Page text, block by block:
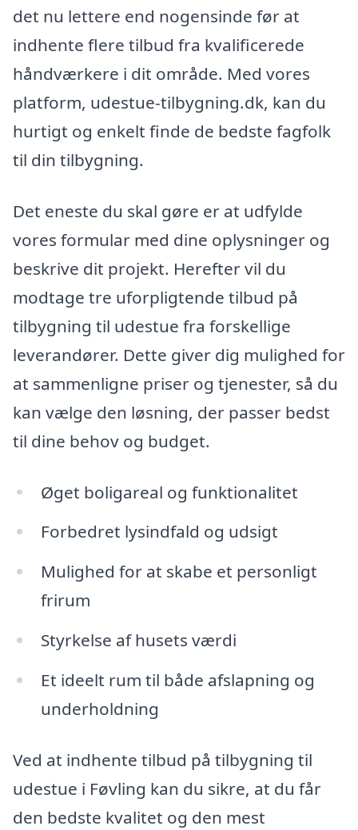
det nu lettere end nogensinde før at
indhente flere tilbud fra kvalificerede
håndværkere i dit område. Med vores
platform, udestue-tilbygning.dk, kan du
hurtigt og enkelt finde de bedste fagfolk
til din tilbygning.
Det eneste du skal gøre er at udfylde
vores formular med dine oplysninger og
beskrive dit projekt. Herefter vil du
modtage tre uforpligtende tilbud på
tilbygning til udestue fra forskellige
leverandører. Dette giver dig mulighed for
at sammenligne priser og tjenester, så du
kan vælge den løsning, der passer bedst
til dine behov og budget.
Øget boligareal og funktionalitet
Forbedret lysindfald og udsigt
Mulighed for at skabe et personligt
frirum
Styrkelse af husets værdi
Et ideelt rum til både afslapning og
underholdning
Ved at indhente tilbud på tilbygning til
udestue i Føvling kan du sikre, at du får
den bedste kvalitet og den mest